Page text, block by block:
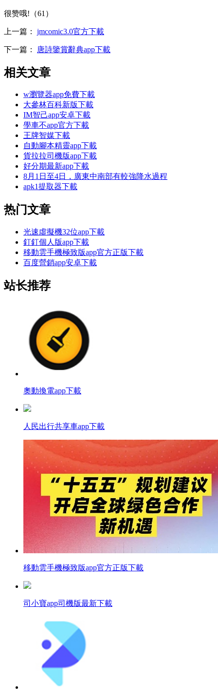
很赞哦!（61）
上一篇： jmcomic3.0官方下載
下一篇： 唐詩鑒賞辭典app下載
相关文章
w瀏覽器app免費下載
大參林百科新版下載
IM智己app安卓下載
學車不app官方下載
王牌智媒下載
自動腳本精靈app下載
貨拉拉司機版app下載
好分期最新app下載
8月1日至4日，廣東中南部有較強降水過程
apk1提取器下載
热门文章
光速虛擬機32位app下載
釘釘個人版app下載
移動雲手機極致版app官方正版下載
百度營銷app安卓下載
站长推荐
奧動換電app下載
人民出行共享車app下載
移動雲手機極致版app官方正版下載
司小寶app司機版最新下載